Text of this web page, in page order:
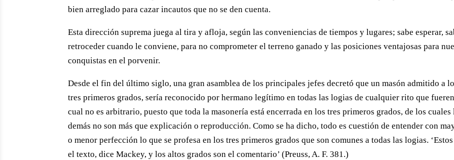
bien arreglado para cazar incautos que no se den cuenta.
Esta dirección suprema juega al tira y afloja, según las conveniencias de tiempos y lugares; sabe esperar,
retroceder cuando le conviene, para no comprometer el terreno ganado y las posiciones ventajosas para
conquistas en el porvenir.
Desde el fin del último siglo, una gran asamblea de los principales jefes decretó que un masón admitido a
tres primeros grados, sería reconocido por hermano legítimo en todas las logias de cualquier rito que
cual no es arbitrario, puesto que toda la masonería está encerrada en los tres primeros grados, de los cuales
demás no son más que explicación o reproducción. Como se ha dicho, todo es cuestión de entender con
o menor perfección lo que se profesa en los tres primeros grados que son comunes a todas las logias.
el texto, dice Mackey, y los altos grados son el comentario’ (Preuss, A. F. 381.)